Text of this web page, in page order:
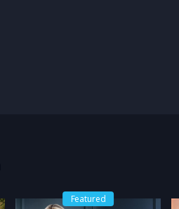
Featured